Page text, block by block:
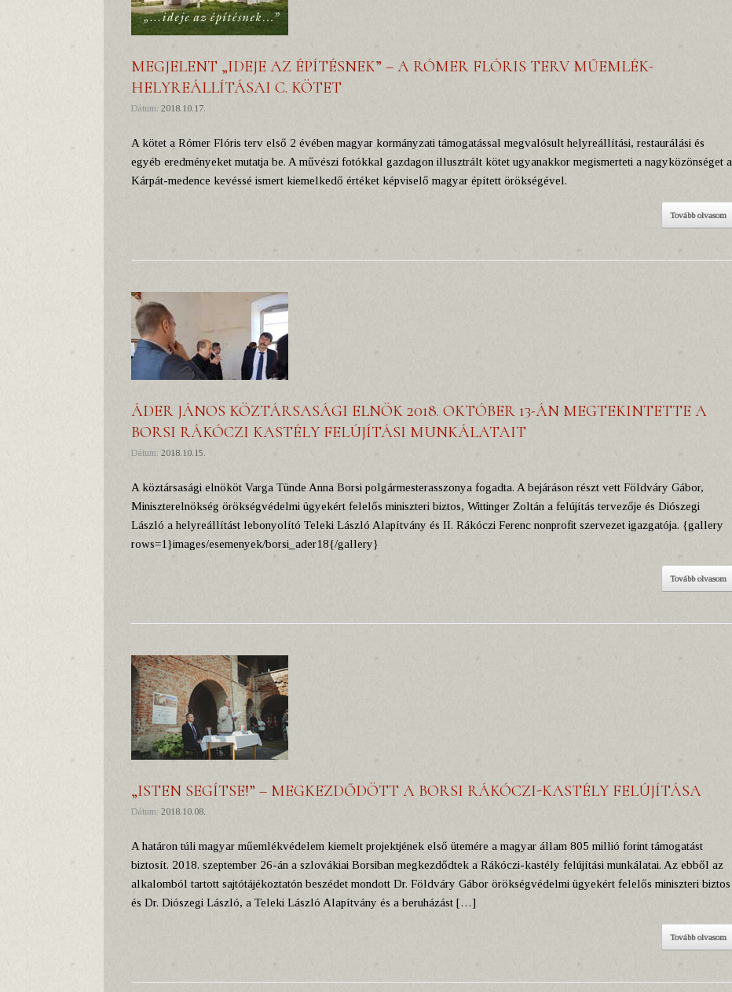
MEGJELENT „IDEJE AZ ÉPÍTÉSNEK” – A RÓMER FLÓRIS TERV MŰEMLÉK-
HELYREÁLLÍTÁSAI C. KÖTET
Dátum: 2018.10.17.
A kötet a Rómer Flóris terv első 2 évében magyar kormányzati támogatással megvalósult helyreállítási, restaurálási és
egyéb eredményeket mutatja be. A művészi fotókkal gazdagon illusztrált kötet ugyanakkor megismerteti a nagyközönséget a
Kárpát-medence kevéssé ismert kiemelkedő értéket képviselő magyar épített örökségével.
Tovább olvasom
ÁDER JÁNOS KÖZTÁRSASÁGI ELNÖK 2018. OKTÓBER 13-ÁN MEGTEKINTETTE A
BORSI RÁKÓCZI KASTÉLY FELÚJÍTÁSI MUNKÁLATAIT
Dátum: 2018.10.15.
A köztársasági elnököt Varga Tünde Anna Borsi polgármesterasszonya fogadta. A bejáráson részt vett Földváry Gábor,
Miniszterelnökség örökségvédelmi ügyekért felelős miniszteri biztos, Wittinger Zoltán a felújítás tervezője és Diószegi
László a helyreállítást lebonyolító Teleki László Alapítvány és II. Rákóczi Ferenc nonprofit szervezet igazgatója. {gallery
rows=1}images/esemenyek/borsi_ader18{/gallery}
Tovább olvasom
„ISTEN SEGÍTSE!” – MEGKEZDŐDÖTT A BORSI RÁKÓCZI-KASTÉLY FELÚJÍTÁSA
Dátum: 2018.10.08.
A határon túli magyar műemlékvédelem kiemelt projektjének első ütemére a magyar állam 805 millió forint támogatást
biztosít. 2018. szeptember 26-án a szlovákiai Borsiban megkezdődtek a Rákóczi-kastély felújítási munkálatai. Az ebből az
alkalomból tartott sajtótájékoztatón beszédet mondott Dr. Földváry Gábor örökségvédelmi ügyekért felelős miniszteri biztos
és Dr. Diószegi László, a Teleki László Alapítvány és a beruházást […]
Tovább olvasom